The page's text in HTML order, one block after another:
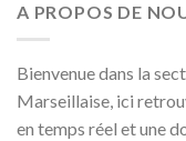
A PROPOS DE
Bienvenue dans la
Marseillaise, ici
en temps réel et une